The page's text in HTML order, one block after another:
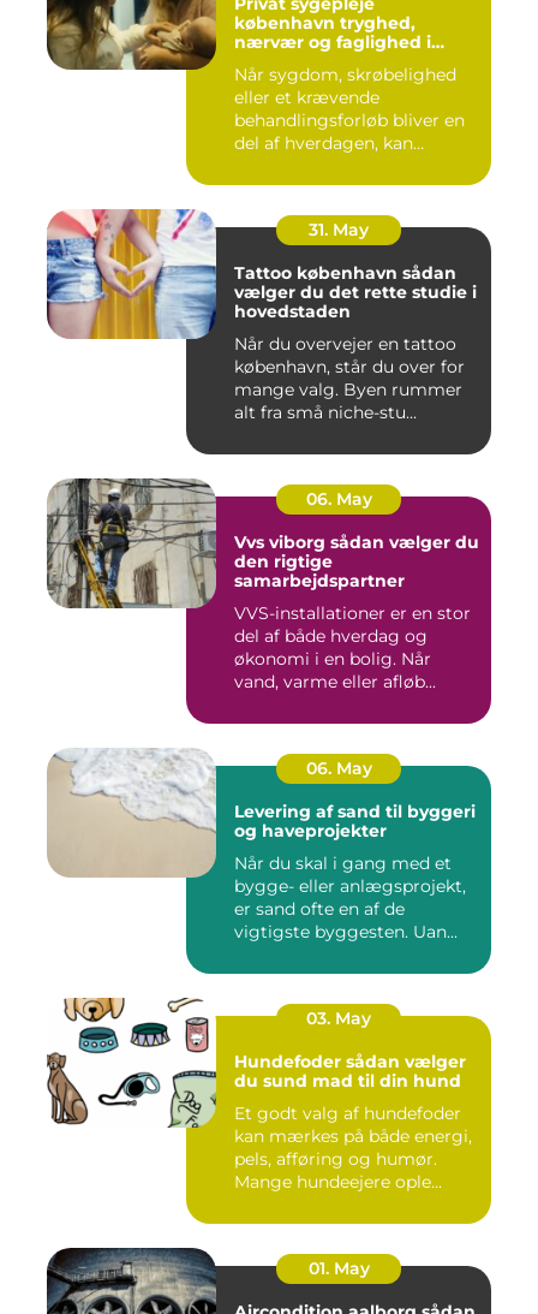
københavn tryghed,
nærvær og faglighed i
Når sygdom, skrøbelighed
eller et krævende
behandlingsforløb bliver en
del af hverdagen, kan
31. May
Tattoo københavn sådan
vælger du det rette studie i
hovedstaden
Når du overvejer en tattoo
københavn, står du over for
mange valg. Byen rummer
alt fra små niche-stu...
06. May
Vvs viborg sådan vælger du
den rigtige
samarbejdspartner
VVS-installationer er en stor
del af både hverdag og
økonomi i en bolig. Når
vand, varme eller afløb...
06. May
Levering af sand til byggeri
og haveprojekter
Når du skal i gang med et
bygge- eller anlægsprojekt,
er sand ofte en af de
vigtigste byggesten. Uan...
03. May
Hundefoder sådan vælger
du sund mad til din hund
Et godt valg af hundefoder
kan mærkes på både energi,
pels, afføring og humør.
Mange hundeejere ople...
01. May